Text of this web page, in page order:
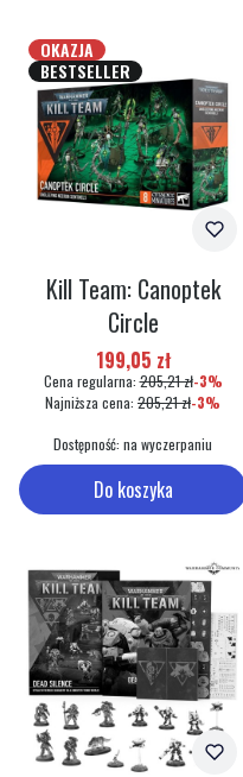
OKAZJA
BESTSELLER
Do koszyka
Kill Team: Canoptek
Circle
Cena promocyjna
199,05 zł
Cena regularna: 205,21 zł-3%
Najniższa cena: 205,21 zł-3%
Dostępność: na wyczerpaniu